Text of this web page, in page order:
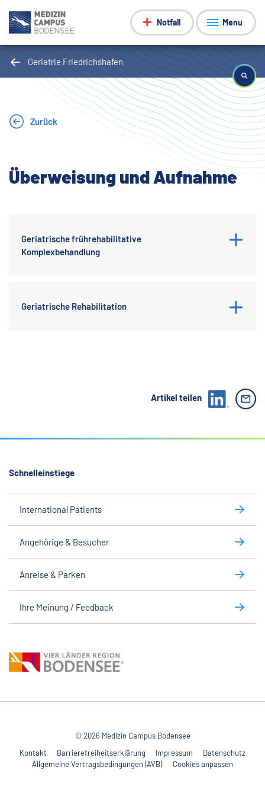
Notfall Menu
Geriatrie Friedrichshafen
Zurück
Überweisung und Aufnahme
Geriatrische frührehabilitative
Komplexbehandlung
Geriatrische Rehabilitation
Artikel teilen
Schnelleinstiege
International Patients
Angehörige & Besucher
Anreise & Parken
Ihre Meinung / Feedback
© 2026 Medizin Campus Bodensee
Kontakt
Barrierefreiheitserklärung Impressum
Datenschutz
Allgemeine Vertragsbedingungen (AVB)
Cookies anpassen